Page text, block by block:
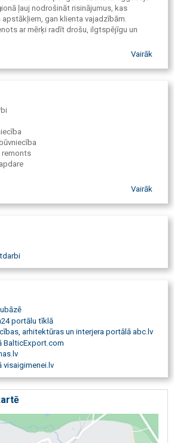
ļauj nodrošināt risinājumus, kas
gan klienta vajadzībām.
ar mērķi radīt drošu, ilgtspējīgu un
Vairāk
remonts
novadā
Vairāk
portālu tīklā
arhitektūras un interjera portālā abc.lv
BalticExport.com
visaigimenei.lv